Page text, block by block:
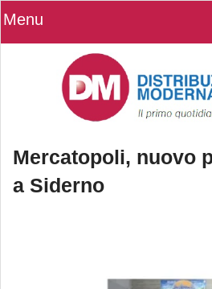
Menu
Mercatopoli, nuovo
a Siderno